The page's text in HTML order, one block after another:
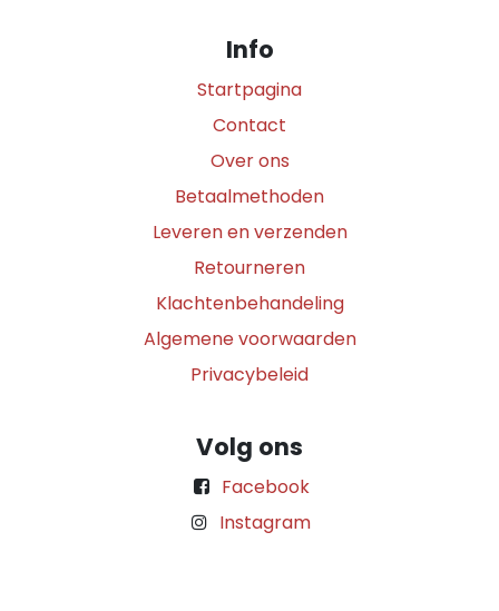
Info
Startpagina
Contact
Over ons
Betaalmethoden
Leveren en verzenden
Retourneren
Klachtenbehandeling
Algemene voorwaarden
Privacybeleid
Volg ons
Facebook
Instagram